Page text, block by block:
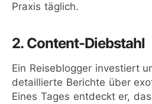
Praxis täglich.
2. Content-Diebstahl
Ein Reiseblogger investiert
detaillierte Berichte über
Eines Tages entdeckt er,